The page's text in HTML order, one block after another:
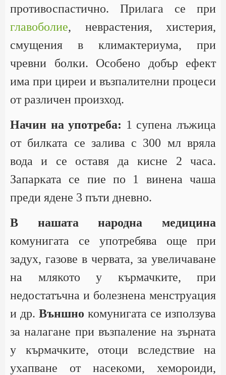
противоспастично. Прилага се при
главоболие, неврастения, хистерия,
смущения в климактериума, при
чревни болки. Особено добър ефект
има при циреи и възпалителни процеси
от различен произход.
Начин на употреба: 1 супена лъжица
от билката се залива с 300 мл вряла
вода и се оставя да кисне 2 часа.
Запарката се пие по 1 винена чаша
преди ядене 3 пъти дневно.
В нашата народна медицина
комунигата се употребява още при
задух, газове в червата, за увеличаване
на млякото у кърмачките, при
недостатъчна и болезнена менструация
и др. Външно комунигата се използува
за налагане при възпаление на зърната
у кърмачките, отоци вследствие на
ухапване от насекоми, хемороиди,